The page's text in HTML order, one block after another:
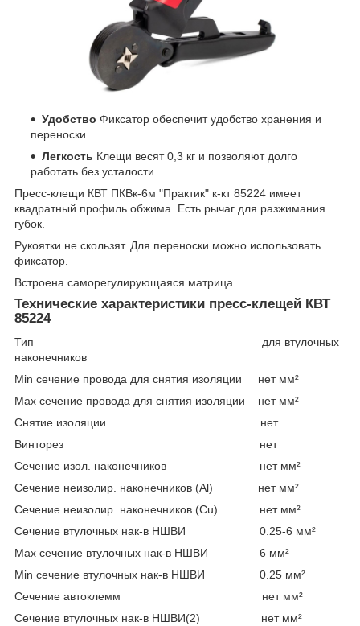
Удобство Фиксатор обеспечит удобство хранения и
переноски
Легкость Клещи весят 0,3 кг и позволяют долго
работать без усталости
Пресс-клещи КВТ ПКВк-6м "Практик" к-кт 85224 имеет
квадратный профиль обжима. Есть рычаг для разжимания
губок.
Рукоятки не скользят. Для переноски можно использовать
фиксатор.
Встроена саморегулирующаяся матрица.
Технические характеристики пресс-клещей КВТ
85224
Тип для втулочных
наконечников
Min сечение провода для снятия изоляции нет мм²
Max сечение провода для снятия изоляции нет мм²
Снятие изоляции нет
Винторез нет
Сечение изол. наконечников нет мм²
Сечение неизолир. наконечников (Al) нет мм²
Сечение неизолир. наконечников (Сu) нет мм²
Сечение втулочных нак-в НШВИ 0.25-6 мм²
Max сечение втулочных нак-в НШВИ 6 мм²
Min сечение втулочных нак-в НШВИ 0.25 мм²
Сечение автоклемм нет мм²
Сечение втулочных нак-в НШВИ(2) нет мм²